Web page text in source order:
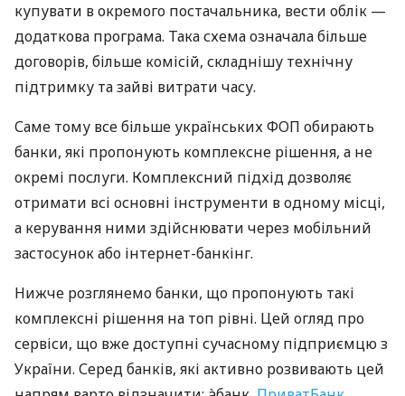
купувати в окремого постачальника, вести облік —
додаткова програма. Така схема означала більше
договорів, більше комісій, складнішу технічну
підтримку та зайві витрати часу.
Саме тому все більше українських ФОП обирають
банки, які пропонують комплексне рішення, а не
окремі послуги. Комплексний підхід дозволяє
отримати всі основні інструменти в одному місці,
а керування ними здійснювати через мобільний
застосунок або інтернет-банкінг.
Нижче розглянемо банки, що пропонують такі
комплексні рішення на топ рівні. Цей огляд про
сервіси, що вже доступні сучасному підприємцю з
України. Серед банків, які активно розвивають цей